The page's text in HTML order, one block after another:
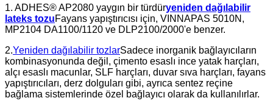
1. ADHES® AP2080 yaygın bir türdüryeniden dağılabilir
lateks tozuFayans yapıştırıcısı için, VINNAPAS 5010N,
MP2104 DA1100/1120 ve DLP2100/2000'e benzer.
2.Yeniden dağılabilir tozlarSadece inorganik bağlayıcıların
kombinasyonunda değil, çimento esaslı ince yatak harçları,
alçı esaslı macunlar, SLF harçları, duvar sıva harçları, fayans
yapıştırıcıları, derz dolguları gibi, ayrıca sentez reçine
bağlama sistemlerinde özel bağlayıcı olarak da kullanılırlar.